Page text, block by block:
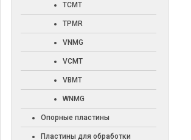
TCMT
TPMR
VNMG
VCMT
VBMT
WNMG
Опорные пластины
Пластины для обработки